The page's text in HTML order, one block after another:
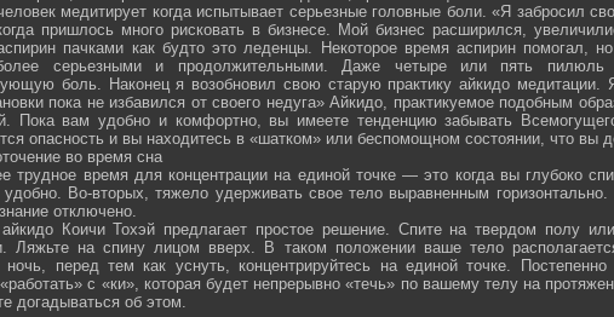
медитирует когда испытывает серьезные головные боли. «Я забросил
пришлось много рисковать в бизнесе. Мой бизнес расширился,
пачками как будто это леденцы. Некоторое время аспирин помогал,
серьезными и продолжительными. Даже четыре или пять пилюль
боль. Наконец я возобновил свою старую практику айкидо медитации.
пока не избавился от своего недуга» Айкидо, практикуемое подобным
Пока вам удобно и комфортно, вы имеете тенденцию забывать
опасность и вы находитесь в «шатком» или беспомощном состоянии, что вы
во время сна
трудное время для концентрации на единой точке — это когда вы глубоко
Во-вторых, тяжело удерживать свое тело выравненным
отключено.
Коичи Тохэй предлагает простое решение. Спите на твердом полу
Ляжьте на спину лицом вверх. В таком положении ваше тело
перед тем как уснуть, концентрируйтесь на единой точке.
с «ки», которая будет непрерывно «течь» по вашему телу на
догадываться об этом.